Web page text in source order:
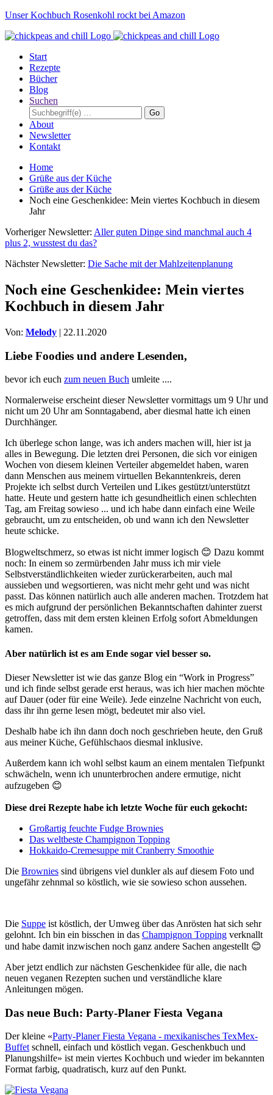
Unser Kochbuch Rosenkohl rockt bei Amazon
Start
Rezepte
Bücher
Blog
Suchen
Go
About
Newsletter
Kontakt
Home
Grüße aus der Küche
Grüße aus der Küche
Noch eine Geschenkidee: Mein viertes Kochbuch in diesem
Jahr
Vorheriger Newsletter: Aller guten Dinge sind manchmal auch 4
plus 2, wusstest du das?
Nächster Newsletter: Die Sache mit der Mahlzeitenplanung
Noch eine Geschenkidee: Mein viertes
Kochbuch in diesem Jahr
Von: Melody | 22.11.2020
Liebe Foodies und andere Lesenden,
bevor ich euch zum neuen Buch umleite ....
Normalerweise erscheint dieser Newsletter vormittags um 9 Uhr und
nicht um 20 Uhr am Sonntagabend, aber diesmal hatte ich einen
Durchhänger.
Ich überlege schon lange, was ich anders machen will, hier ist ja
alles in Bewegung. Die letzten drei Personen, die sich vor einigen
Wochen von diesem kleinen Verteiler abgemeldet haben, waren
dann Menschen aus meinem virtuellen Bekanntenkreis, deren
Projekte ich selbst durch Verteilen und Likes gestützt/unterstützt
hatte. Heute und gestern hatte ich gesundheitlich einen schlechten
Tag, am Freitag sowieso ... und ich habe dann einfach eine Weile
gebraucht, um zu entscheiden, ob und wann ich den Newsletter
heute schicke.
Blogweltschmerz, so etwas ist nicht immer logisch 😊 Dazu kommt
noch: In einem so zermürbenden Jahr muss ich mir viele
Selbstverständlichkeiten wieder zurückerarbeiten, auch mal
aussieben und wegsortieren, was nicht mehr geht und was nicht
passt. Das können natürlich auch alle anderen machen. Trotzdem hat
es mich aufgrund der persönlichen Bekanntschaften dahinter zuerst
getroffen, dass mit dem ersten kleinen Erfolg sofort Abmeldungen
kamen.
Aber natürlich ist es am Ende sogar viel besser so.
Dieser Newsletter ist wie das ganze Blog ein “Work in Progress”
und ich finde selbst gerade erst heraus, was ich hier machen möchte
auf Dauer (oder für eine Weile). Jede einzelne Nachricht von euch,
dass ihr ihn gerne lesen mögt, bedeutet mir also viel.
Deshalb habe ich ihn dann doch noch geschrieben heute, den Gruß
aus meiner Küche, Gefühlschaos diesmal inklusive.
Außerdem kann ich wohl selbst kaum an einem mentalen Tiefpunkt
schwächeln, wenn ich ununterbrochen andere ermutige, nicht
aufzugeben 😊
Diese drei Rezepte habe ich letzte Woche für euch gekocht:
Großartig feuchte Fudge Brownies
Das weltbeste Champignon Topping
Hokkaido-Cremesuppe mit Cranberry Smoothie
Die Brownies sind übrigens viel dunkler als auf diesem Foto und
ungefähr zehnmal so köstlich, wie sie sowieso schon aussehen.
Die Suppe ist köstlich, der Umweg über das Anrösten hat sich sehr
gelohnt. Ich bin ein bisschen in das Champignon Topping verknallt
und habe damit inzwischen noch ganz andere Sachen angestellt 😊
Aber jetzt endlich zur nächsten Geschenkidee für alle, die nach
neuen veganen Rezepten suchen und verständliche klare
Anleitungen mögen.
Das neue Buch: Party-Planer Fiesta Vegana
Der kleine «Party-Planer Fiesta Vegana - mexikanisches TexMex-
Buffet schnell, einfach und köstlich vegan. Geschenkbuch und
Planungshilfe» ist mein viertes Kochbuch und wieder im bekannten
Format farbig, quadratisch, kurz auf den Punkt.